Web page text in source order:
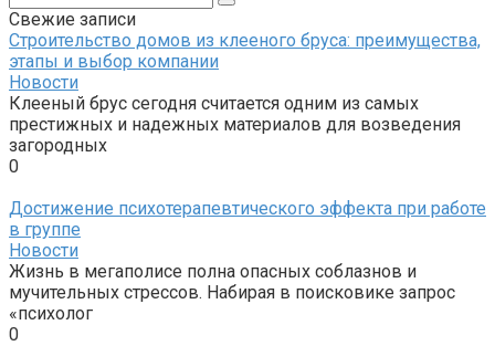
Свежие записи
Строительство домов из клееного бруса: преимущества,
этапы и выбор компании
Новости
Клееный брус сегодня считается одним из самых
престижных и надежных материалов для возведения
загородных
0
Достижение психотерапевтического эффекта при работе
в группе
Новости
Жизнь в мегаполисе полна опасных соблазнов и
мучительных стрессов. Набирая в поисковике запрос
«психолог
0